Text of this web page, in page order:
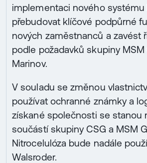
implementaci nového systému
přebudovat klíčové podpůrné
nových zaměstnanců a zavést
podle požadavků skupiny MSM
Marinov.
V souladu se změnou
používat ochranné známky a
získané společnosti se stanou
součástí skupiny CSG a MSM
Nitrocelulóza bude nadále
Walsroder.